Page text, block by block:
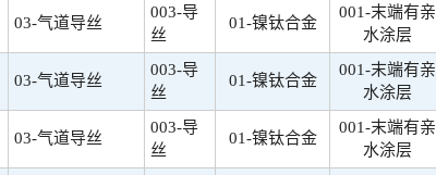
03-气道导丝
003-导
丝
01-镍钛合金
001-末端有亲
水涂层
03-气道导丝
003-导
丝
01-镍钛合金
001-末端有亲
水涂层
03-气道导丝
003-导
丝
01-镍钛合金
001-末端有亲
水涂层